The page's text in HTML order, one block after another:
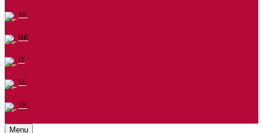
SK
HR
IT
SL
SR
Menu